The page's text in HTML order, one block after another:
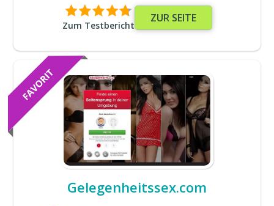
Zum Testbericht
ZUR SEITE
Gelegenheitssex.com